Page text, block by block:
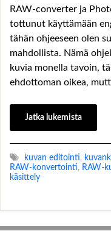
RAW-converter ja
tottunut käyttämään
tähän ohjeeseen olen
mahdollista. Nämä
kuvia monella tavoin,
ehdottoman oikea,
Jatka lukemista
kuvan editointi,
RAW-konvertointi, RAW-
käsittely